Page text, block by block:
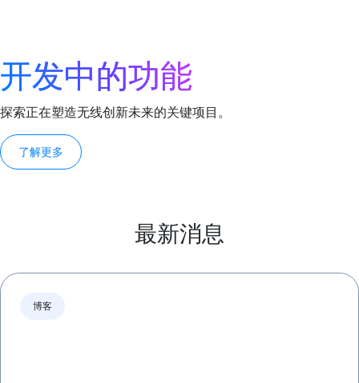
开发中的功能
探索正在塑造无线创新未来的关键项目。
了解更多
最新消息
博客